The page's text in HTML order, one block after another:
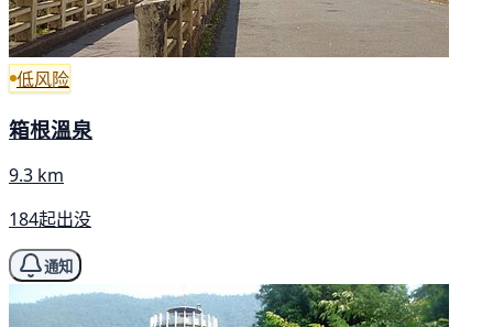
低风险
箱根溫泉
9.3 km
184起出没
通知